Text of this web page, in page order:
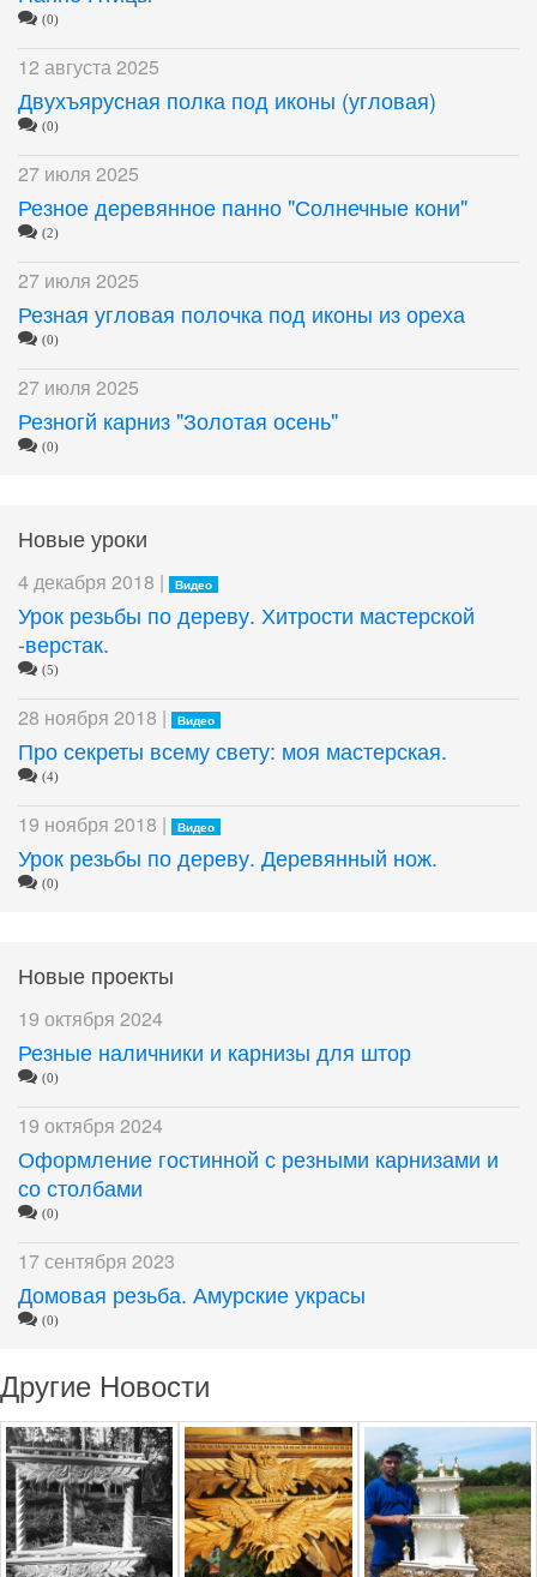
(0)
12 августа 2025
Двухъярусная полка под иконы (угловая)
(0)
27 июля 2025
Резное деревянное панно "Солнечные кони"
(2)
27 июля 2025
Резная угловая полочка под иконы из ореха
(0)
27 июля 2025
Резногй карниз "Золотая осень"
(0)
Новые уроки
4 декабря 2018 | Видео
Урок резьбы по дереву. Хитрости мастерской
-верстак.
(5)
28 ноября 2018 | Видео
Про секреты всему свету: моя мастерская.
(4)
19 ноября 2018 | Видео
Урок резьбы по дереву. Деревянный нож.
(0)
Новые проекты
19 октября 2024
Резные наличники и карнизы для штор
(0)
19 октября 2024
Оформление гостинной с резными карнизами и
со столбами
(0)
17 сентября 2023
Домовая резьба. Амурские украсы
(0)
Другие Новости